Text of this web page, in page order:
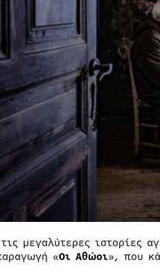
μεγαλύτερες ιστορίες
«Οι Αθώοι», που